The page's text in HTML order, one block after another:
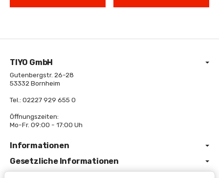
TIYO GmbH
Gutenbergstr. 26-28
53332 Bornheim
Tel.: 02227 929 655 0
Öffnungszeiten:
Mo-Fr. 09:00 - 17:00 Uh
Informationen
Gesetzliche Informationen